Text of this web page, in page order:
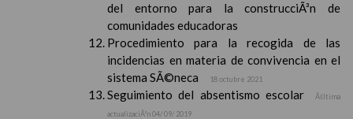
del entorno para la construcciÃ³n de
comunidades educadoras
Procedimiento para la recogida de las
incidencias en materia de convivencia en el
sistema SÃ©neca
18 octubre 2021
Seguimiento del absentismo escolar
Ãšltima
actualizaciÃ³n 04/ 09/ 2019